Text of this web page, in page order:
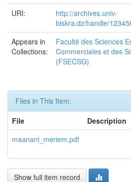
URI:
http://archives.univ-
biskra.dz/handle/
Appears in
Collections:
Faculté des Sciences
Commerciales et des
(FSECSG)
Files in This Item:
File
Description
maanani_meriem.pdf
Show full item record